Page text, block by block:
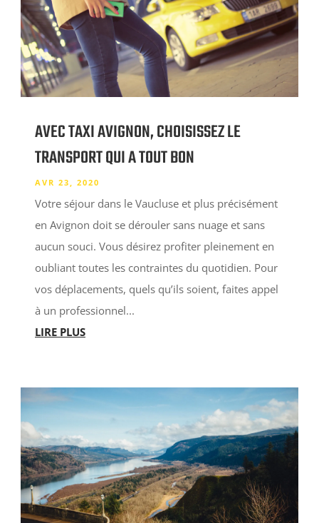
AVEC TAXI AVIGNON, CHOISISSEZ LE
TRANSPORT QUI A TOUT BON
AVR 23, 2020
Votre séjour dans le Vaucluse et plus précisément
en Avignon doit se dérouler sans nuage et sans
aucun souci. Vous désirez profiter pleinement en
oubliant toutes les contraintes du quotidien. Pour
vos déplacements, quels qu’ils soient, faites appel
à un professionnel...
LIRE PLUS